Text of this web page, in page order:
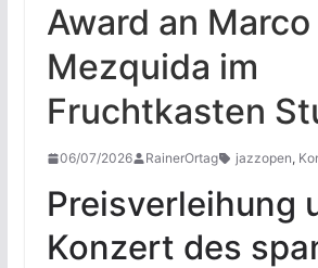
Award an Marco
Mezquida im
Fruchtkasten
06/07/2026 RainerOrtag jazzopen,
Preisverleihung
Konzert des